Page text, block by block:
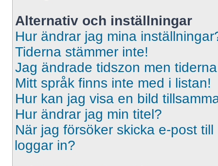
Alternativ och inställningar
Hur ändrar jag mina
Tiderna stämmer inte!
Jag ändrade tidszon men
Mitt språk finns inte med i listan!
Hur kan jag visa en bild
Hur ändrar jag min titel?
När jag försöker skicka e-post
loggar in?